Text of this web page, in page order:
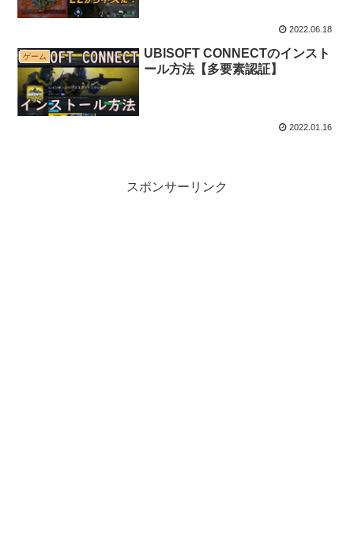
2022.06.18
ゲーム
UBISOFT CONNECTのインスト
ール方法【多要素認証】
2022.01.16
スポンサーリンク